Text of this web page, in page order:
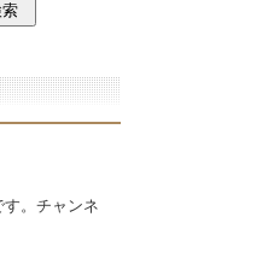
。チャンネ